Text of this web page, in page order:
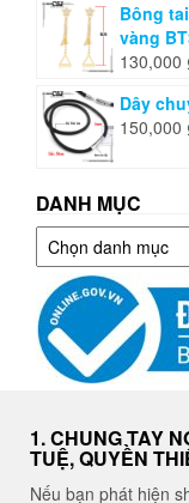
Bông
vàng
130,000
Dây
150,000
DANH MỤC
Danh
mục
1. CHUNG TAY
TUỆ, QUYỀN
Nếu bạn phát hiện